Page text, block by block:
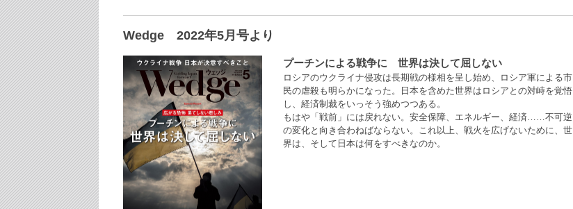
Wedge 2022年5月号より
プーチンによる戦争に 世界は決して屈しない
ロシアのウクライナ侵攻は長期戦の様相を呈し始め、ロシア軍による市
民の虐殺も明らかになった。日本を含めた世界はロシアとの対峙を覚悟
し、経済制裁をいっそう強めつつある。
もはや「戦前」には戻れない。安全保障、エネルギー、経済……不可逆
の変化と向き合わねばならない。これ以上、戦火を広げないために、世
界は、そして日本は何をすべきなのか。